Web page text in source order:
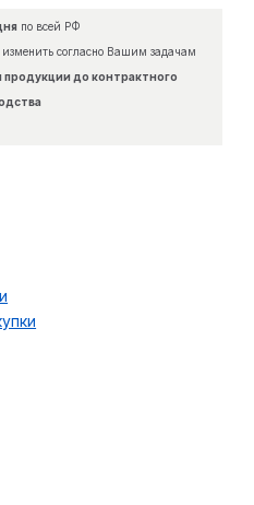
по всей РФ
согласно Вашим задачам
продукции до контрактного